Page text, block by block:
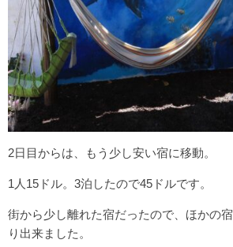
2日目からは、もう少し安い宿に移動。
1人15ドル。3泊したので45ドルです。
街から少し離れた宿だったので、ほかの
り出来ました。